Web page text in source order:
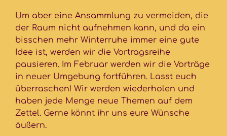
Um aber eine Ansammlung zu vermeiden, die
der Raum nicht aufnehmen kann, und da ein
bisschen mehr Winterruhe immer eine gute
Idee ist, werden wir die Vortragsreihe
pausieren. Im Februar werden wir die Vorträge
in neuer Umgebung fortführen. Lasst euch
überraschen! Wir werden wiederholen und
haben jede Menge neue Themen auf dem
Zettel. Gerne könnt ihr uns eure Wünsche
äußern.